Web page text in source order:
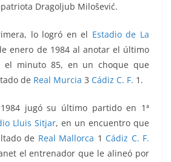
Dragoljub Milošević.
lo logró en el Estadio de La
enero de 1984 al anotar el último
minuto 85, en un choque que
de Real Murcia 3 Cádiz C. F. 1.
jugó su último partido en 1ª
Lluis Sitjar, en un encuentro que
de Real Mallorca 1 Cádiz C. F.
el entrenador que le alineó por